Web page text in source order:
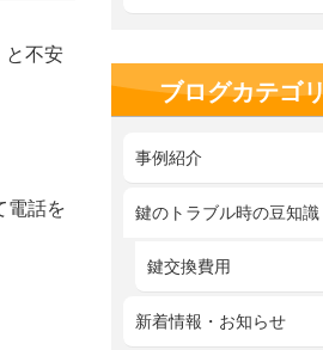
と不安
電話を
ブログカテゴ
事例紹介
鍵のトラブル時の豆知識
鍵交換費用
新着情報・お知らせ